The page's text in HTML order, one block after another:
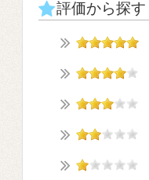
評価から探す